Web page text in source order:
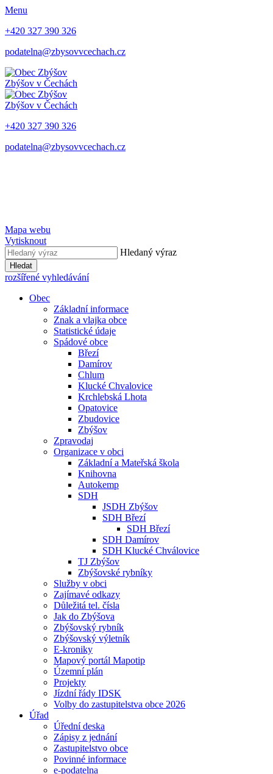
Menu
+420 327 390 326
podatelna@zbysovvcechach.cz
Zbýšov v Čechách
Zbýšov v Čechách
+420 327 390 326
podatelna@zbysovvcechach.cz
Mapa webu
Vytisknout
Hledaný výraz
Hledat
rozšířené vyhledávání
Obec
Základní informace
Znak a vlajka obce
Statistické údaje
Spádové obce
Březí
Damírov
Chlum
Klucké Chvalovice
Krchlebská Lhota
Opatovice
Zbudovice
Zbýšov
Zpravodaj
Organizace v obci
Základní a Mateřská škola
Knihovna
Autokemp
SDH
JSDH Zbýšov
SDH Březí
SDH Březí
SDH Damírov
SDH Klucké Chválovice
TJ Zbýšov
Zbýšovské rybníky
Služby v obci
Zajímavé odkazy
Důležitá tel. čísla
Jak do Zbýšova
Zbýšovský rybník
Zbýšovský výletník
E-kroniky
Mapový portál Mapotip
Územní plán
Projekty
Jízdní řády IDSK
Volby do zastupitelstva obce 2026
Úřad
Úřední deska
Zápisy z jednání
Zastupitelstvo obce
Povinné informace
e-podatelna